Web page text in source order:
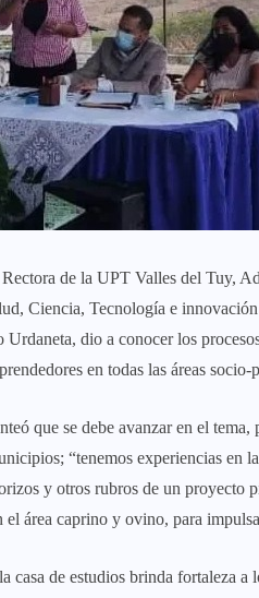
de la UPT Valles del Tuy,
Ciencia, Tecnología e
dio a conocer los
en todas las áreas socio-
que se debe avanzar en el
“tenemos experiencias en
y otros rubros de un proyecto
el área caprino y ovino, para
casa de estudios brinda fortaleza a